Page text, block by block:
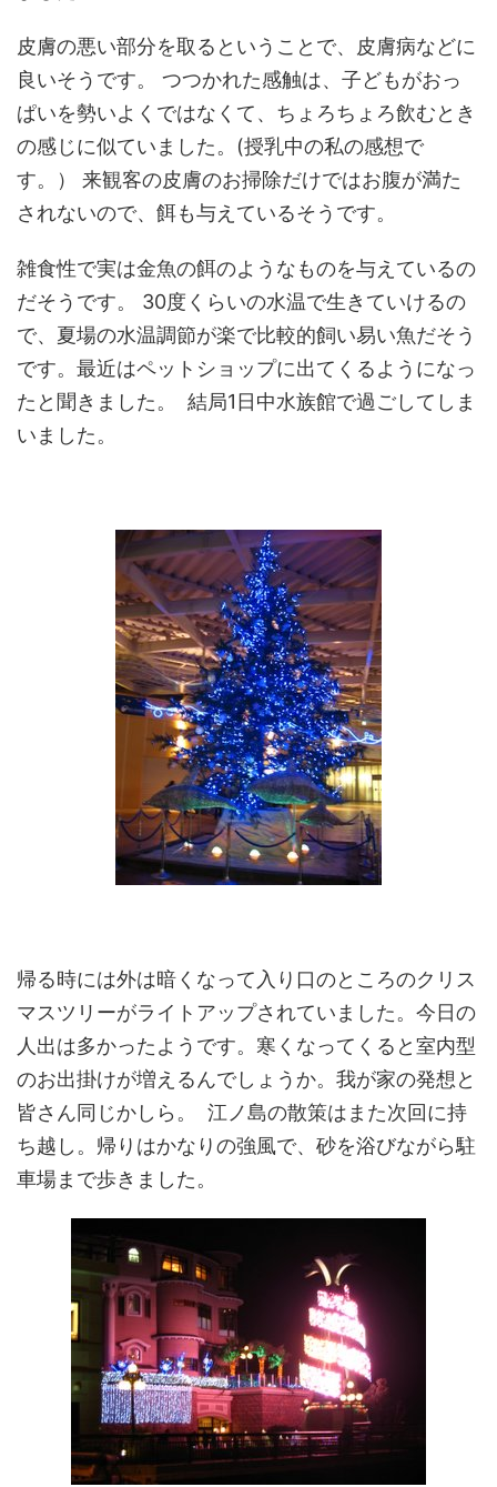
皮膚の悪い部分を取るということで、皮膚病などに
良いそうです。 つつかれた感触は、子どもがおっ
ぱいを勢いよくではなくて、ちょろちょろ飲むとき
の感じに似ていました。(授乳中の私の感想で
す。） 来観客の皮膚のお掃除だけではお腹が満た
されないので、餌も与えているそうです。
雑食性で実は金魚の餌のようなものを与えているの
だそうです。 30度くらいの水温で生きていけるの
で、夏場の水温調節が楽で比較的飼い易い魚だそう
です。最近はペットショップに出てくるようになっ
たと聞きました。 結局1日中水族館で過ごしてしま
いました。
帰る時には外は暗くなって入り口のところのクリス
マスツリーがライトアップされていました。今日の
人出は多かったようです。寒くなってくると室内型
のお出掛けが増えるんでしょうか。我が家の発想と
皆さん同じかしら。 江ノ島の散策はまた次回に持
ち越し。帰りはかなりの強風で、砂を浴びながら駐
車場まで歩きました。